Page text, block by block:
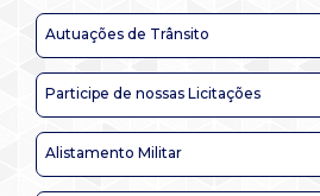
Autuações de Trânsito
Participe de nossas Licitações
Alistamento Militar